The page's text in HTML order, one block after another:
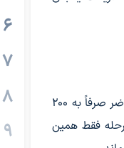
طبق اعلام مسئولان بانک مرکزی، اگر فردی در حال حاضر صرفاً به ۲۰۰
مرحله فقط همین